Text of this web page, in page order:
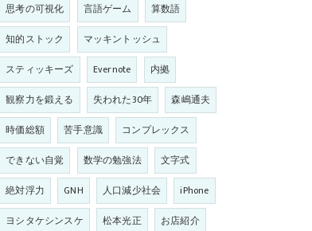
思考の可視化
言語ゲーム
算数語
知的ストック
マッキントッシュ
スティッキーズ
Evernote
内拠
観察力を鍛える
失われた30年
森嶋通夫
時価総額
苦手意識
コンプレックス
できない自覚
数学の勉強法
文字式
絶対浮力
GNH 人口減少社会
iPhone
ヨシタケシンスケ
松本光正
お店紹介